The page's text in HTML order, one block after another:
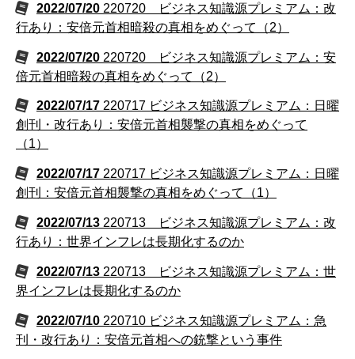
2022/07/20 220720 ビジネス知識源プレミアム：改
行あり：安倍元首相暗殺の真相をめぐって（2）
2022/07/20 220720 ビジネス知識源プレミアム：安
倍元首相暗殺の真相をめぐって（2）
2022/07/17 220717 ビジネス知識源プレミアム：日曜
創刊・改行あり：安倍元首相襲撃の真相をめぐって
（1）
2022/07/17 220717 ビジネス知識源プレミアム：日曜
創刊：安倍元首相襲撃の真相をめぐって（1）
2022/07/13 220713 ビジネス知識源プレミアム：改
行あり：世界インフレは長期化するのか
2022/07/13 220713 ビジネス知識源プレミアム：世
界インフレは長期化するのか
2022/07/10 220710 ビジネス知識源プレミアム：急
刊・改行あり：安倍元首相への銃撃という事件